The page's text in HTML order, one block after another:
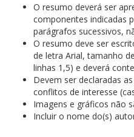
O resumo deverá ser
componentes indicadas
parágrafos sucessivos,
O resumo deve ser
de letra Arial, tamanho
linhas 1,5) e deverá
Devem ser declaradas
conflitos de interesse
Imagens e gráficos não
Incluir o nome do(s)